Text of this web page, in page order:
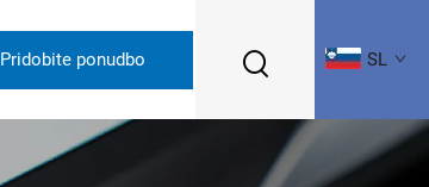
Pridobite ponudbo SL